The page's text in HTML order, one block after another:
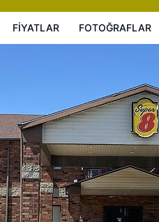
FIYATLAR FOTOĞRAFLAR